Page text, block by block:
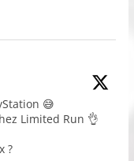
😅
Limited Run 👌
?